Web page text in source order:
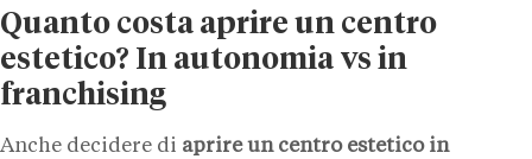
Quanto costa aprire un centro
estetico? In autonomia vs in
franchising
Anche decidere di aprire un centro estetico in